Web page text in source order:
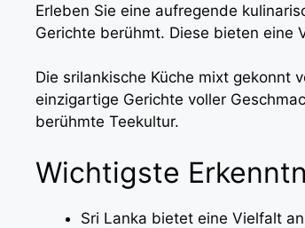
Erleben Sie eine aufregende
Gerichte berühmt. Diese bieten eine
Die srilankische Küche mixt gekonnt
einzigartige Gerichte voller
berühmte Teekultur.
Wichtigste
Sri Lanka bietet eine Vielfalt